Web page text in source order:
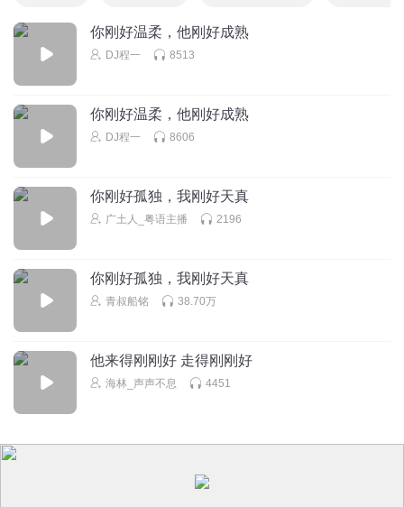
你刚好温柔，他刚好成熟
DJ程一 8513
你刚好温柔，他刚好成熟
DJ程一 8606
你刚好孤独，我刚好天真
广土人_粤语主播 2196
你刚好孤独，我刚好天真
青叔船铭 38.70万
他来得刚刚好 走得刚刚好
海林_声声不息 4451